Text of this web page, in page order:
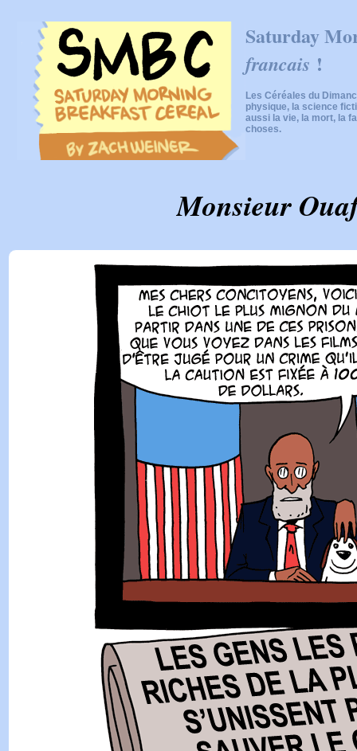
Saturday
francais !
Les Céréales du
physique, la science
aussi la vie, la mort, la
choses.
Monsieur